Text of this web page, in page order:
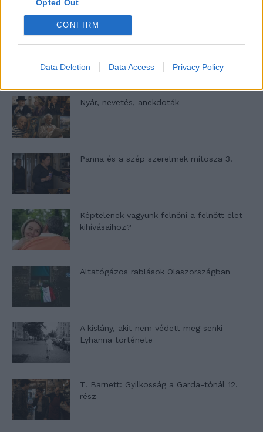
Opted Out
CONFIRM
Data Deletion Data Access Privacy Policy
A világ legismertebb ruhái
Nyár, nevetés, anekdoták
Panna és a szép szerelmek mítosza 3.
Képtelenek vagyunk felnőni a felnőtt élet
kihívásaihoz?
Altatógázos rablások Olaszországban
A kislány, akit nem védett meg senki –
Lyhanna története
T. Barnett: Gyilkosság a Garda-tónál 12.
rész